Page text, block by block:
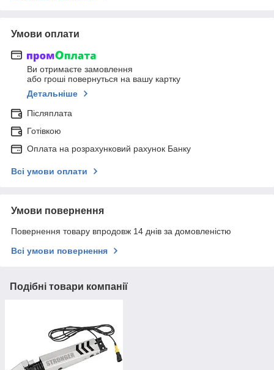
Умови оплати
Ви отримаєте замовлення
або гроші повернуться на вашу картку
Детальніше
Післяплата
Готівкою
Оплата на розрахунковий рахунок Банку
Всі умови оплати
Умови повернення
Повернення товару впродовж 14 днів за домовленістю
Всі умови повернення
Подібні товари компанії